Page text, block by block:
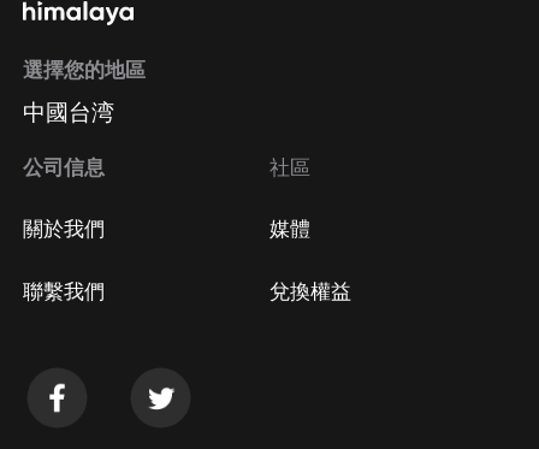
選擇您的地區
中國台湾
公司信息
關於我們
聯繫我們
社區
媒體
兌換權益